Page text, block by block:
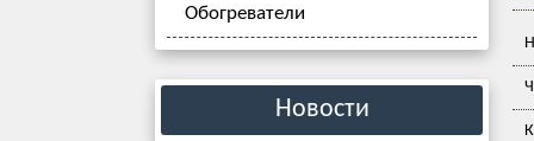
Обогреватели
Новости